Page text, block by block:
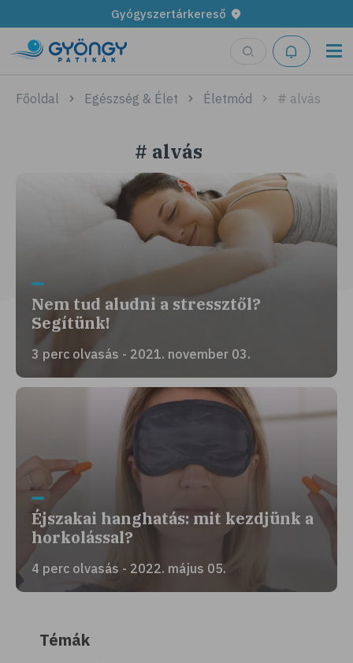
Gyógyszertárkereső
Főoldal Egészség & Élet Életmód # alvás
# alvás
Nem tud aludni a stressztől?
Segítünk!
3 perc olvasás - 2021. november 03.
Éjszakai hanghatás: mit kezdjünk a
horkolással?
4 perc olvasás - 2022. május 05.
Témák